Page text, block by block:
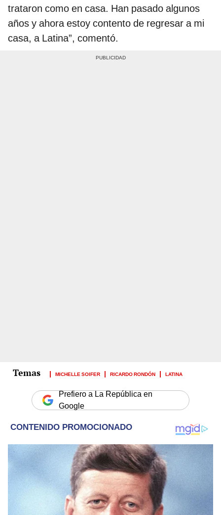
trataron como en casa. Han pasado algunos
años y ahora estoy contento de regresar a mi
casa, a Latina”, comentó.
MICHELLE SOIFER RICARDO RONDÓN LATINA
Prefiero a La República en
Google